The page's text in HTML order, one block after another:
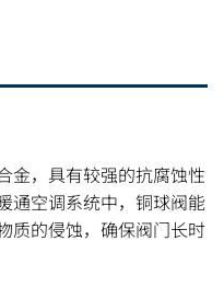
金，具有较强的抗腐蚀性
通空调系统中，铜球阀能
质的侵蚀，确保阀门长时